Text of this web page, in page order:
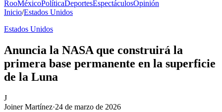
RooMéxicoPolíticaDeportesEspectáculosOpinión
Inicio/Estados Unidos
Estados Unidos
Anuncia la NASA que construirá la
primera base permanente en la superficie
de la Luna
J
Joiner Martínez·24 de marzo de 2026